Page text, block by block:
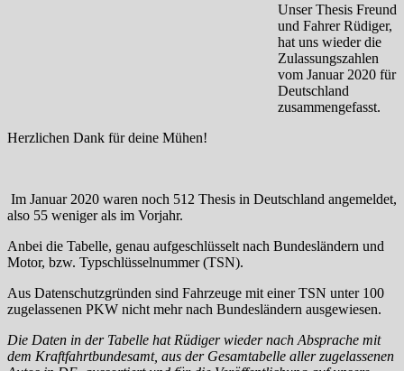
Unser Thesis Freund
und Fahrer Rüdiger,
hat uns wieder die
Zulassungszahlen
vom Januar 2020 für
Deutschland
zusammengefasst.
Herzlichen Dank für deine Mühen!
Im Januar 2020 waren noch 512 Thesis in Deutschland angemeldet,
also 55 weniger als im Vorjahr.
Anbei die Tabelle, genau aufgeschlüsselt nach Bundesländern und
Motor, bzw. Typschlüsselnummer (TSN).
Aus Datenschutzgründen sind Fahrzeuge mit einer TSN unter 100
zugelassenen PKW nicht mehr nach Bundesländern ausgewiesen.
Die Daten in der Tabelle hat Rüdiger wieder nach Absprache mit
dem Kraftfahrtbundesamt, aus der Gesamtabelle aller zugelassenen